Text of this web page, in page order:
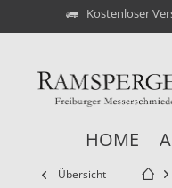
Kostenloser
HOME
Übersicht